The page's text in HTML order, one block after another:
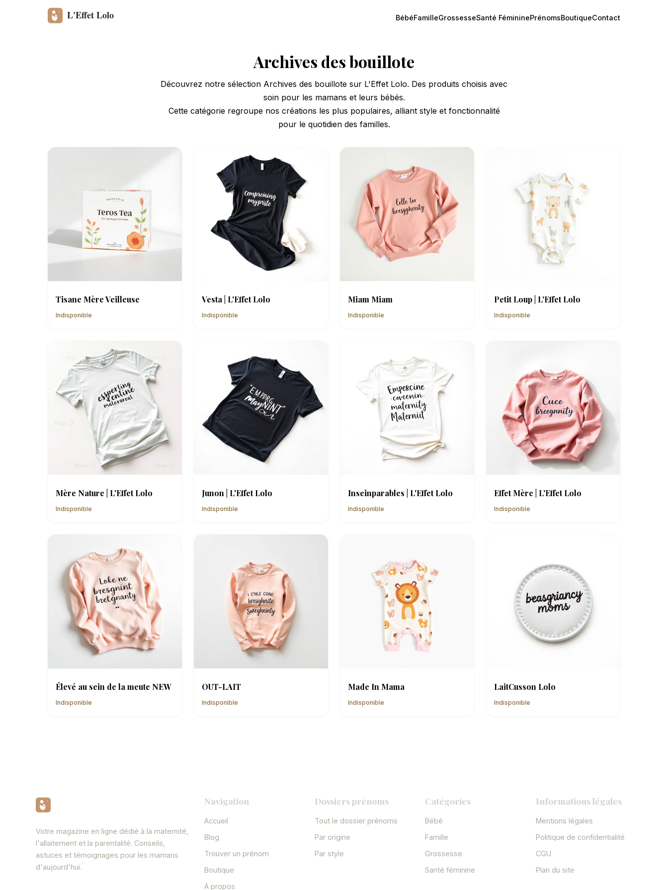
BébéFamilleGrossesseSanté FémininePrénomsBoutiqueContact
Archives des bouillote
Découvrez notre sélection Archives des bouillote sur L'Effet Lolo. Des produits choisis avec
soin pour les mamans et leurs bébés.
Cette catégorie regroupe nos créations les plus populaires, alliant style et fonctionnalité
pour le quotidien des familles.
Tisane Mère Veilleuse
Indisponible
Vesta | L'Effet Lolo
Indisponible
Miam Miam
Indisponible
Petit Loup | L'Effet Lolo
Indisponible
Mère Nature | L'Effet Lolo
Indisponible
Junon | L'Effet Lolo
Indisponible
Inseinparables | L'Effet Lolo
Indisponible
Effet Mère | L'Effet Lolo
Indisponible
Élevé au sein de la meute NEW
Indisponible
OUT-LAIT
Indisponible
Made In Mama
Indisponible
LaitCusson Lolo
Indisponible
Votre magazine en ligne dédié à la maternité,
l'allaitement et la parentalité. Conseils,
astuces et témoignages pour les mamans
d'aujourd'hui.
Navigation
Accueil
Blog
Trouver un prénom
Boutique
À propos
Dossiers prénoms
Tout le dossier prénoms
Par origine
Par style
Catégories
Bébé
Famille
Grossesse
Santé féminine
Informations légales
Mentions légales
Politique de confidentialité
CGU
Plan du site